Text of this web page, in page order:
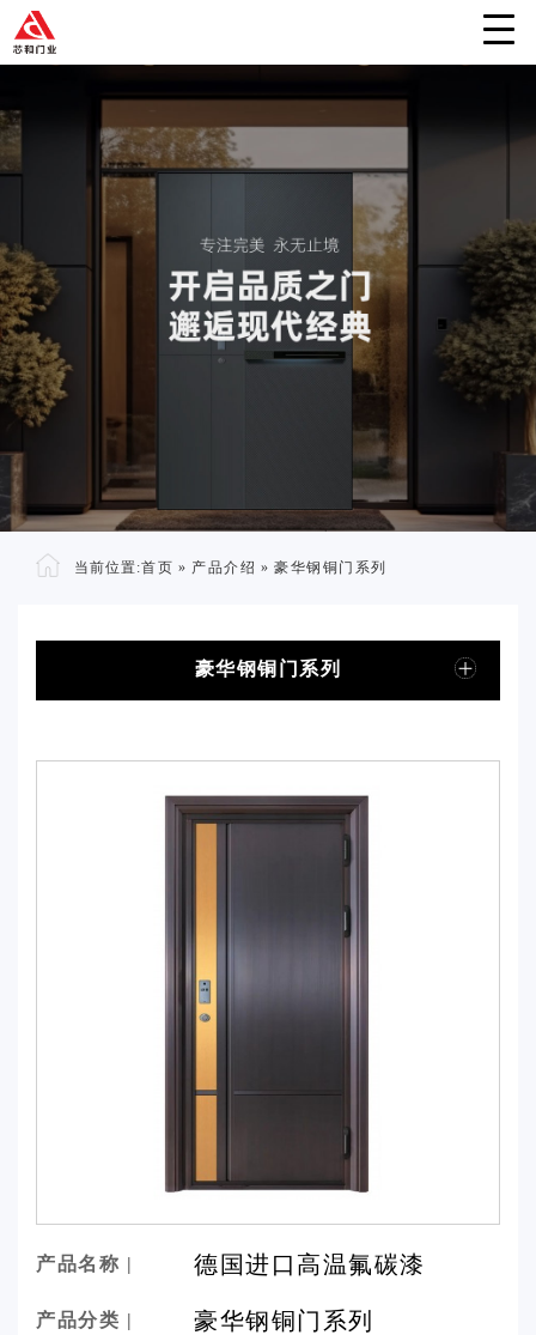
当前位置:首页 » 产品介绍 » 豪华钢铜门系列
豪华钢铜门系列
产品名称 | 德国进口高温氟碳漆
产品分类 | 豪华钢铜门系列